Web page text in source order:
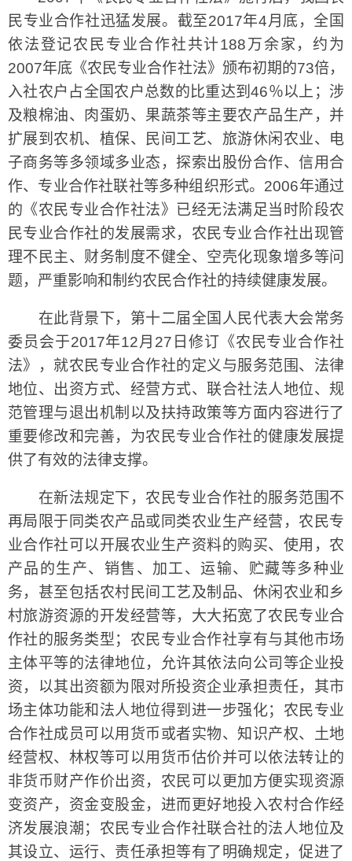
民专业合作社迅猛发展。截至2017年4月底，全国
依法登记农民专业合作社共计188万余家，约为
2007年底《农民专业合作社法》颁布初期的73倍，
入社农户占全国农户总数的比重达到46％以上；涉
及粮棉油、肉蛋奶、果蔬茶等主要农产品生产，并
扩展到农机、植保、民间工艺、旅游休闲农业、电
子商务等多领域多业态，探索出股份合作、信用合
作、专业合作社联社等多种组织形式。2006年通过
的《农民专业合作社法》已经无法满足当时阶段农
民专业合作社的发展需求，农民专业合作社出现管
理不民主、财务制度不健全、空壳化现象增多等问
题，严重影响和制约农民合作社的持续健康发展。
在此背景下，第十二届全国人民代表大会常务
委员会于2017年12月27日修订《农民专业合作社
法》，就农民专业合作社的定义与服务范围、法律
地位、出资方式、经营方式、联合社法人地位、规
范管理与退出机制以及扶持政策等方面内容进行了
重要修改和完善，为农民专业合作社的健康发展提
供了有效的法律支撑。
在新法规定下，农民专业合作社的服务范围不
再局限于同类农产品或同类农业生产经营，农民专
业合作社可以开展农业生产资料的购买、使用，农
产品的生产、销售、加工、运输、贮藏等多种业
务，甚至包括农村民间工艺及制品、休闲农业和乡
村旅游资源的开发经营等，大大拓宽了农民专业合
作社的服务类型；农民专业合作社享有与其他市场
主体平等的法律地位，允许其依法向公司等企业投
资，以其出资额为限对所投资企业承担责任，其市
场主体功能和法人地位得到进一步强化；农民专业
合作社成员可以用货币或者实物、知识产权、土地
经营权、林权等可以用货币估价并可以依法转让的
非货币财产作价出资，农民可以更加方便实现资源
变资产，资金变股金，进而更好地投入农村合作经
济发展浪潮；农民专业合作社联合社的法人地位及
其设立、运行、责任承担等有了明确规定，促进了